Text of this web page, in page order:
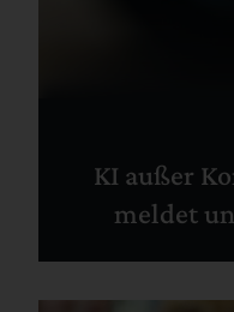
KI außer
meldet